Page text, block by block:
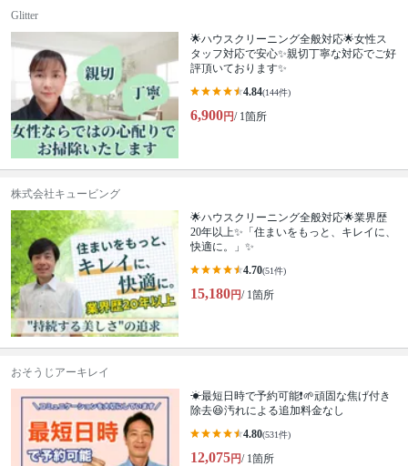
Glitter
🌟ハウスクリーニング全般対応🌟女性ス
タッフ対応で安心✨親切丁寧な対応でご好
評頂いております✨
4.84(144件)
6,900円/ 1箇所
株式会社キュービング
🌟ハウスクリーニング全般対応🌟業界歴
20年以上✨「住まいをもっと、キレイに、
快適に。」✨
4.70(51件)
15,180円/ 1箇所
おそうじアーキレイ
☀最短日時で予約可能❗🌱頑固な焦げ付き
除去😆汚れによる追加料金なし
4.80(531件)
12,075円/ 1箇所